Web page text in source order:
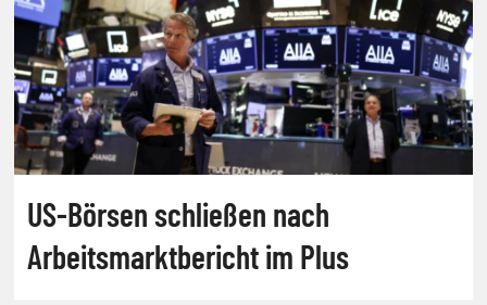
US-Börsen schließen nach
Arbeitsmarktbericht im Plus